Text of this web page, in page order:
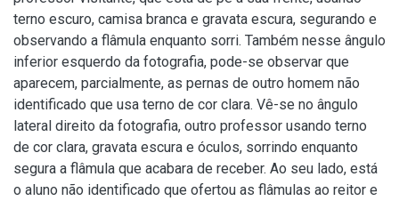
terno escuro, camisa branca e gravata escura, segurando e
observando a flâmula enquanto sorri. Também nesse ângulo
inferior esquerdo da fotografia, pode-se observar que
aparecem, parcialmente, as pernas de outro homem não
identificado que usa terno de cor clara. Vê-se no ângulo
lateral direito da fotografia, outro professor usando terno
de cor clara, gravata escura e óculos, sorrindo enquanto
segura a flâmula que acabara de receber. Ao seu lado, está
o aluno não identificado que ofertou as flâmulas ao reitor e